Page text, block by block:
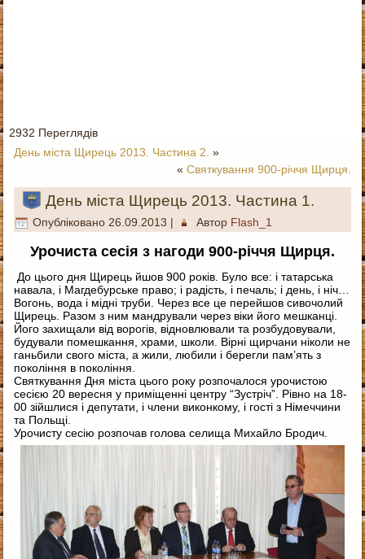
2932 Переглядів
День міста Щирець 2013. Частина 2. »
« Святкування 900-річчя Щирця.
День міста Щирець 2013. Частина 1.
Опубліковано 26.09.2013 | Автор Flash_1
Урочиста сесія з нагоди 900-річчя Щирця.
До цього дня Щирець йшов 900 років. Було все: і татарська
навала, і Магдебурське право; і радість, і печаль; і день, і ніч…
Вогонь, вода і мідні труби. Через все це перейшов сивочолий
Щирець. Разом з ним мандрували через віки його мешканці.
Його захищали від ворогів, відновлювали та розбудовували,
будували помешкання, храми, школи. Вірні щирчани ніколи не
ганьбили свого міста, а жили, любили і берегли пам’ять з
покоління в покоління.
Святкування Дня міста цього року розпочалося урочистою
сесією 20 вересня у приміщенні центру “Зустріч”. Рівно на 18-
00 зійшлися і депутати, і члени виконкому, і гості з Німеччини
та Польщі.
Урочисту сесію розпочав голова селища Михайло Бродич.